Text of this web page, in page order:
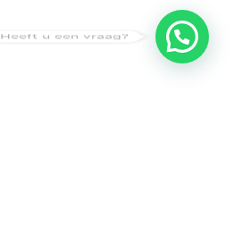
Heeft u een vraag?